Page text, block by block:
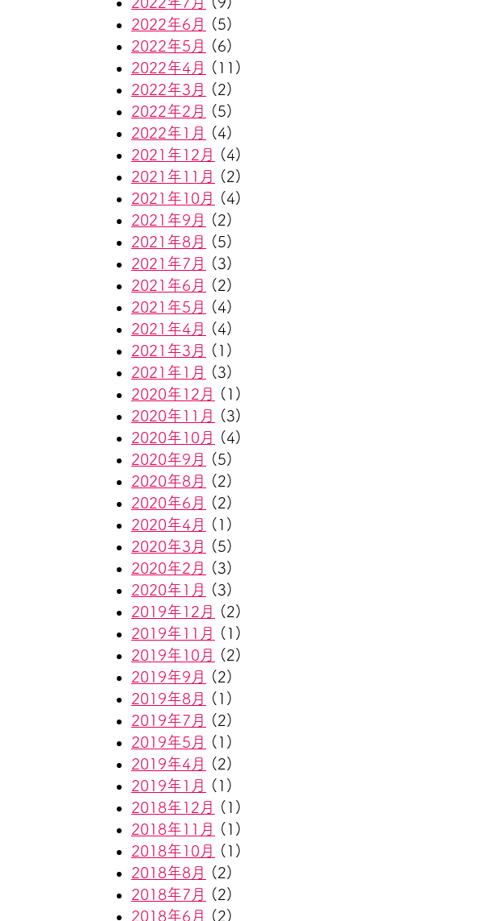
2022年6月
(5)
2022年5月
(6)
2022年4月
(11)
2022年3月
(2)
2022年2月
(5)
2022年1月
(4)
2021年12月
(4)
2021年11月
(2)
2021年10月
(4)
2021年9月
(2)
2021年8月
(5)
2021年7月
(3)
2021年6月
(2)
2021年5月
(4)
2021年4月
(4)
2021年3月
(1)
2021年1月
(3)
2020年12月
(1)
2020年11月
(3)
2020年10月
(4)
2020年9月
(5)
2020年8月
(2)
2020年6月
(2)
2020年4月
(1)
2020年3月
(5)
2020年2月
(3)
2020年1月
(3)
2019年12月
(2)
2019年11月
(1)
2019年10月
(2)
2019年9月
(2)
2019年8月
(1)
2019年7月
(2)
2019年5月
(1)
2019年4月
(2)
2019年1月
(1)
2018年12月
(1)
2018年11月
(1)
2018年10月
(1)
2018年8月
(2)
2018年7月
(2)
2018年6月
(2)